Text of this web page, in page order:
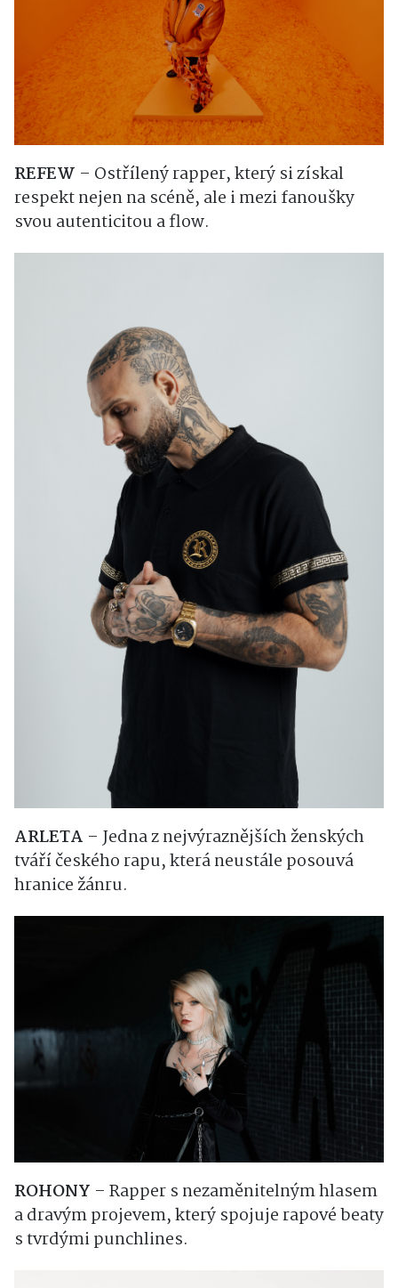
REFEW – Ostřílený rapper, který si získal
respekt nejen na scéně, ale i mezi fanoušky
svou autenticitou a flow.
ARLETA – Jedna z nejvýraznějších ženských
tváří českého rapu, která neustále posouvá
hranice žánru.
ROHONY – Rapper s nezaměnitelným hlasem
a dravým projevem, který spojuje rapové beaty
s tvrdými punchlines.